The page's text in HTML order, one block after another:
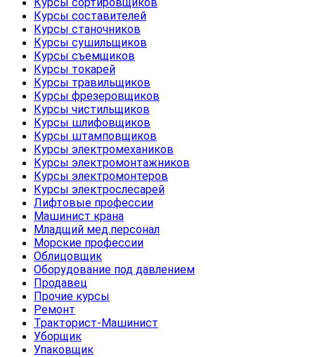
Курсы составителей
Курсы станочников
Курсы сушильщиков
Курсы съемщиков
Курсы токарей
Курсы травильщиков
Курсы фрезеровщиков
Курсы чистильщиков
Курсы шлифовщиков
Курсы штамповщиков
Курсы электромехаников
Курсы электромонтажников
Курсы электромонтеров
Курсы электрослесарей
Лифтовые профессии
Машинист крана
Младщий мед.персонал
Морские профессии
Облицовщик
Оборудование под давлением
Продавец
Прочие курсы
Ремонт
Тракторист-Машинист
Уборщик
Упаковщик